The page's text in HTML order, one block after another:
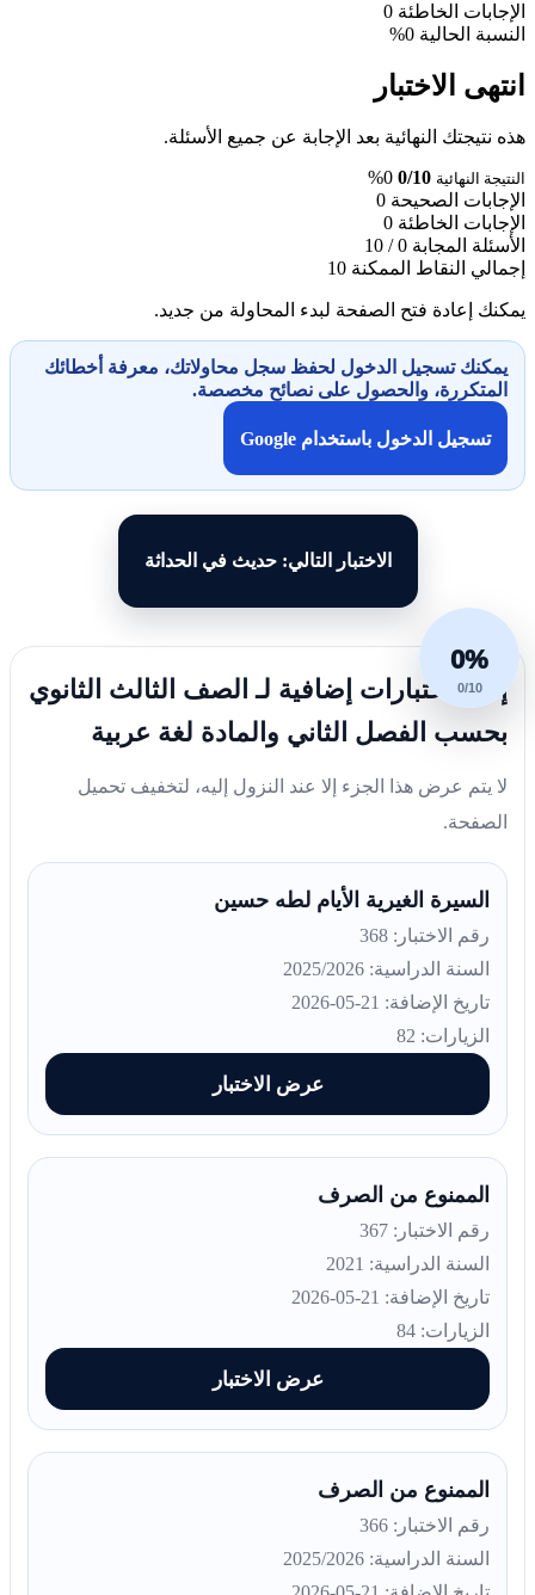
الإجابات الخاطئة 0
النسبة الحالية 0%
انتهى الاختبار
هذه نتيجتك النهائية بعد الإجابة عن جميع الأسئلة.
النتيجة النهائية 0/10
0%
الإجابات الصحيحة 0
الإجابات الخاطئة 0
الأسئلة المجابة 0 / 10
إجمالي النقاط الممكنة 10
يمكنك إعادة فتح الصفحة لبدء المحاولة من جديد.
يمكنك تسجيل الدخول لحفظ سجل محاولاتك، معرفة أخطائك
المتكررة، والحصول على نصائح مخصصة.
تسجيل الدخول باستخدام Google
الاختبار التالي: حديث في الحداثة
0%
0/10
إليك اختبارات إضافية لـ الصف الثالث الثانوي
بحسب الفصل الثاني والمادة لغة عربية
لا يتم عرض هذا الجزء إلا عند النزول إليه، لتخفيف تحميل
الصفحة.
السيرة الغيرية الأيام لطه حسين
رقم الاختبار: 368
السنة الدراسية: 2025/2026
تاريخ الإضافة: 21-05-2026
الزيارات: 82
عرض الاختبار
الممنوع من الصرف
رقم الاختبار: 367
السنة الدراسية: 2021
تاريخ الإضافة: 21-05-2026
الزيارات: 84
عرض الاختبار
الممنوع من الصرف
رقم الاختبار: 366
السنة الدراسية: 2025/2026